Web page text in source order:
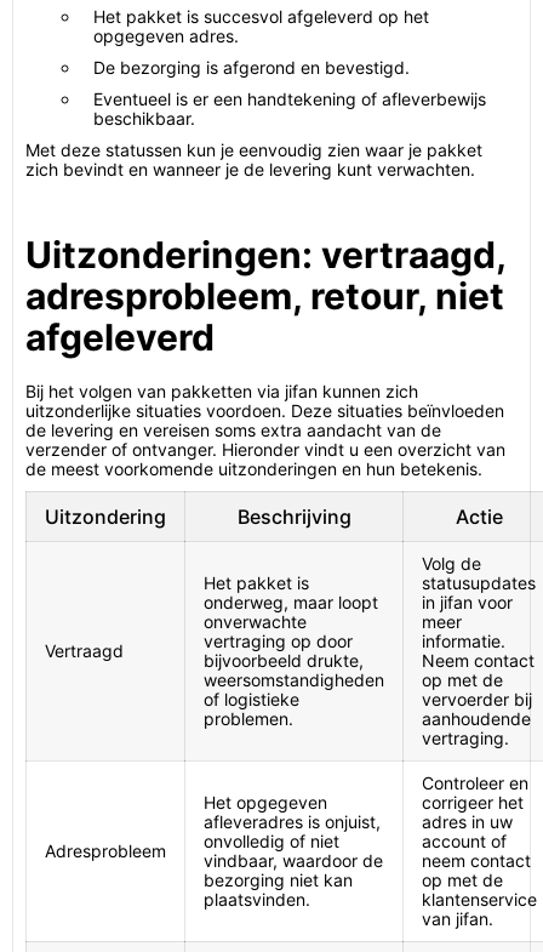
Het pakket is succesvol afgeleverd op het
opgegeven adres.
De bezorging is afgerond en bevestigd.
Eventueel is er een handtekening of afleverbewijs
beschikbaar.
Met deze statussen kun je eenvoudig zien waar je pakket
zich bevindt en wanneer je de levering kunt verwachten.
Uitzonderingen: vertraagd,
adresprobleem, retour, niet
afgeleverd
Bij het volgen van pakketten via jifan kunnen zich
uitzonderlijke situaties voordoen. Deze situaties beïnvloeden
de levering en vereisen soms extra aandacht van de
verzender of ontvanger. Hieronder vindt u een overzicht van
de meest voorkomende uitzonderingen en hun betekenis.
Uitzondering Beschrijving Actie
Vertraagd
Het pakket is
onderweg, maar loopt
onverwachte
vertraging op door
bijvoorbeeld drukte,
weersomstandigheden
of logistieke
problemen.
Volg de
statusupdates
in jifan voor
meer
informatie.
Neem contact
op met de
vervoerder bij
aanhoudende
vertraging.
Adresprobleem
Het opgegeven
afleveradres is onjuist,
onvolledig of niet
vindbaar, waardoor de
bezorging niet kan
plaatsvinden.
Controleer en
corrigeer het
adres in uw
account of
neem contact
op met de
klantenservice
van jifan.